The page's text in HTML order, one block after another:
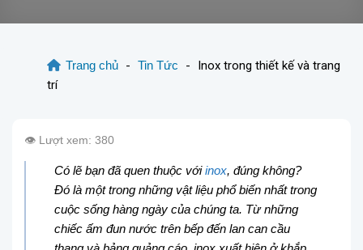
Trang chủ - Tin Tức -
Inox trong thiết kế và trang
trí
👁️ Lượt xem: 380
Có lẽ bạn đã quen thuộc vớiinox, đúng không?
Đó là một trong những vật liệu phổ biến nhất trong
cuộc sống hàng ngày của chúng ta. Từ những
chiếc ấm đun nước trên bếp đến lan can cầu